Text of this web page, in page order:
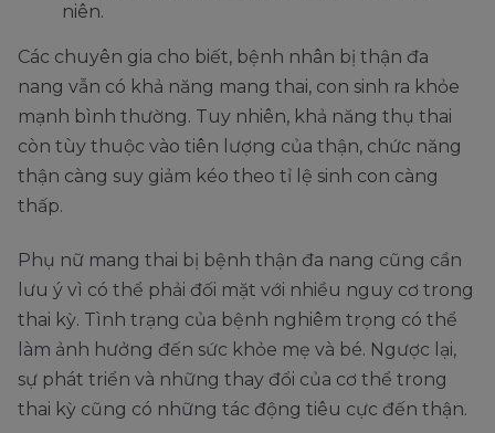
niên.
Các chuyên gia cho biết, bệnh nhân bị thận đa
nang vẫn có khả năng mang thai, con sinh ra khỏe
mạnh bình thường. Tuy nhiên, khả năng thụ thai
còn tùy thuộc vào tiên lượng của thận, chức năng
thận càng suy giảm kéo theo tỉ lệ sinh con càng
thấp.
Phụ nữ mang thai bị bệnh thận đa nang cũng cần
lưu ý vì có thể phải đối mặt với nhiều nguy cơ trong
thai kỳ. Tình trạng của bệnh nghiêm trọng có thể
làm ảnh hưởng đến sức khỏe mẹ và bé. Ngược lại,
sự phát triển và những thay đổi của cơ thể trong
thai kỳ cũng có những tác động tiêu cực đến thận.